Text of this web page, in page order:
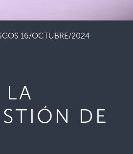
16/OCTUBRE/2024
DE